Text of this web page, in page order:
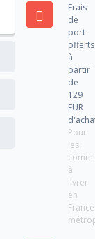
Frais
de
port
offerts
à
partir
de
129
EUR
Pour
les
à
livrer
en
France